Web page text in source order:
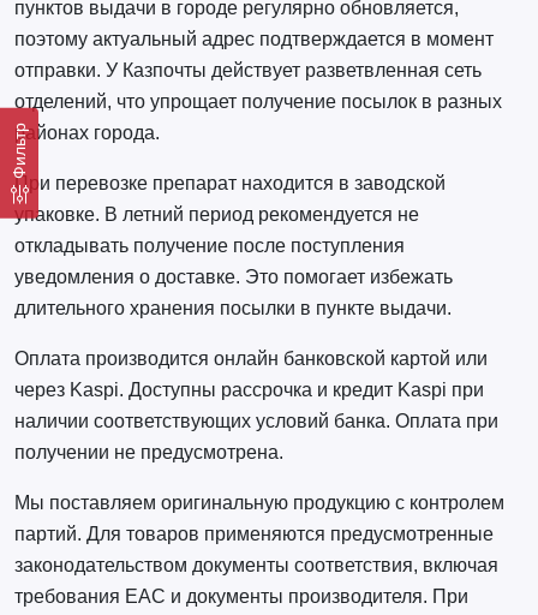
Фильтр
пунктов выдачи в городе регулярно обновляется,
поэтому актуальный адрес подтверждается в момент
отправки. У Казпочты действует разветвленная сеть
отделений, что упрощает получение посылок в разных
районах города.
При перевозке препарат находится в заводской
упаковке. В летний период рекомендуется не
откладывать получение после поступления
уведомления о доставке. Это помогает избежать
длительного хранения посылки в пункте выдачи.
Оплата производится онлайн банковской картой или
через Kaspi. Доступны рассрочка и кредит Kaspi при
наличии соответствующих условий банка. Оплата при
получении не предусмотрена.
Мы поставляем оригинальную продукцию с контролем
партий. Для товаров применяются предусмотренные
законодательством документы соответствия, включая
требования EAC и документы производителя. При